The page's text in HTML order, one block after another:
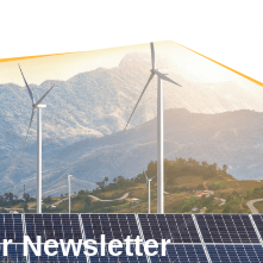
Newsletter